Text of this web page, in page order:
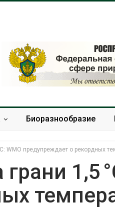
Биоразнообразие
WMO предупреждает о рекордных
1,5
«доводит» до
и